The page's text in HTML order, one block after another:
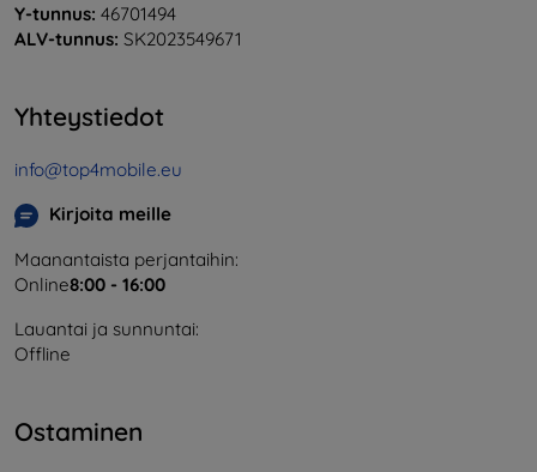
Y-tunnus: 46701494
ALV-tunnus: SK2023549671
Yhteystiedot
info@top4mobile.eu
Kirjoita meille
Maanantaista perjantaihin:
Online8:00 - 16:00
Lauantai ja sunnuntai:
Offline
Ostaminen